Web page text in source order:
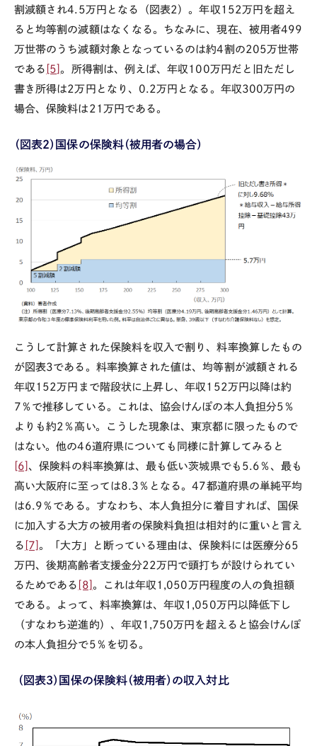
割減額され4.5万円となる（図表2 ）。年収 152万円を超え
ると均等割の減額はなくなる。ちなみに、現在、被用者499
万世帯のうち減額対象となっているのは約4割の205万世帯
である [5] 。所得割は、例えば、年収 100万円だと旧ただし
書き所得は2万円となり、 0.2万円となる。年収300万円の
場合、保険料は 21 万円である。
（図表２）国保の保険料（被用者の場合）
こうして計算された保険料を収入で割り、料率換算したもの
が図表3である。料率換算された値は、均等割が減額される
年収 152万円まで階段状に上昇し、年収 152万円以降は約
7 ％で推移している。これは、協会けんぽの本人負担分5 ％
よりも約2 ％高い。こうした現象は、東京都に限ったもので
はない。他の46道府県についても同様に計算してみると
[6] 、保険料の料率換算は、最も低い茨城県でも 5.6 ％、最も
高い大阪府に至っては8.3 ％となる。47都道府県の単純平均
は6.9 ％である。すなわち、本人負担分に着目すれば、国保
に加入する大方の被用者の保険料負担は相対的に重いと言え
る [7]。「大方」と断っている理由は、保険料には医療分65
万円、後期高齢者支援金分22万円で頭打ちが設けられてい
るためである [8] 。これは年収 1,050万円程度の人の負担額
である。よって、料率換算は、年収 1,050万円以降低下し
（すなわち逆進的）、年収 1,750万円を超えると協会けんぽ
の本人負担分で5 ％を切る。
（図表３）国保の保険料（被用者）の収入対比